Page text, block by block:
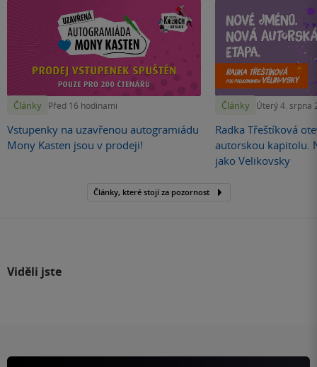
Články Před 16 hodinami
Vstupenky na uzavřenou autogramiádu
Mony Kasten jsou v prodeji!
Články Úterý 4. srpna
Radka Třeštíková
autorskou kapitolu.
jako Velikovsky
Články, které stojí za pozornost
Viděli jste